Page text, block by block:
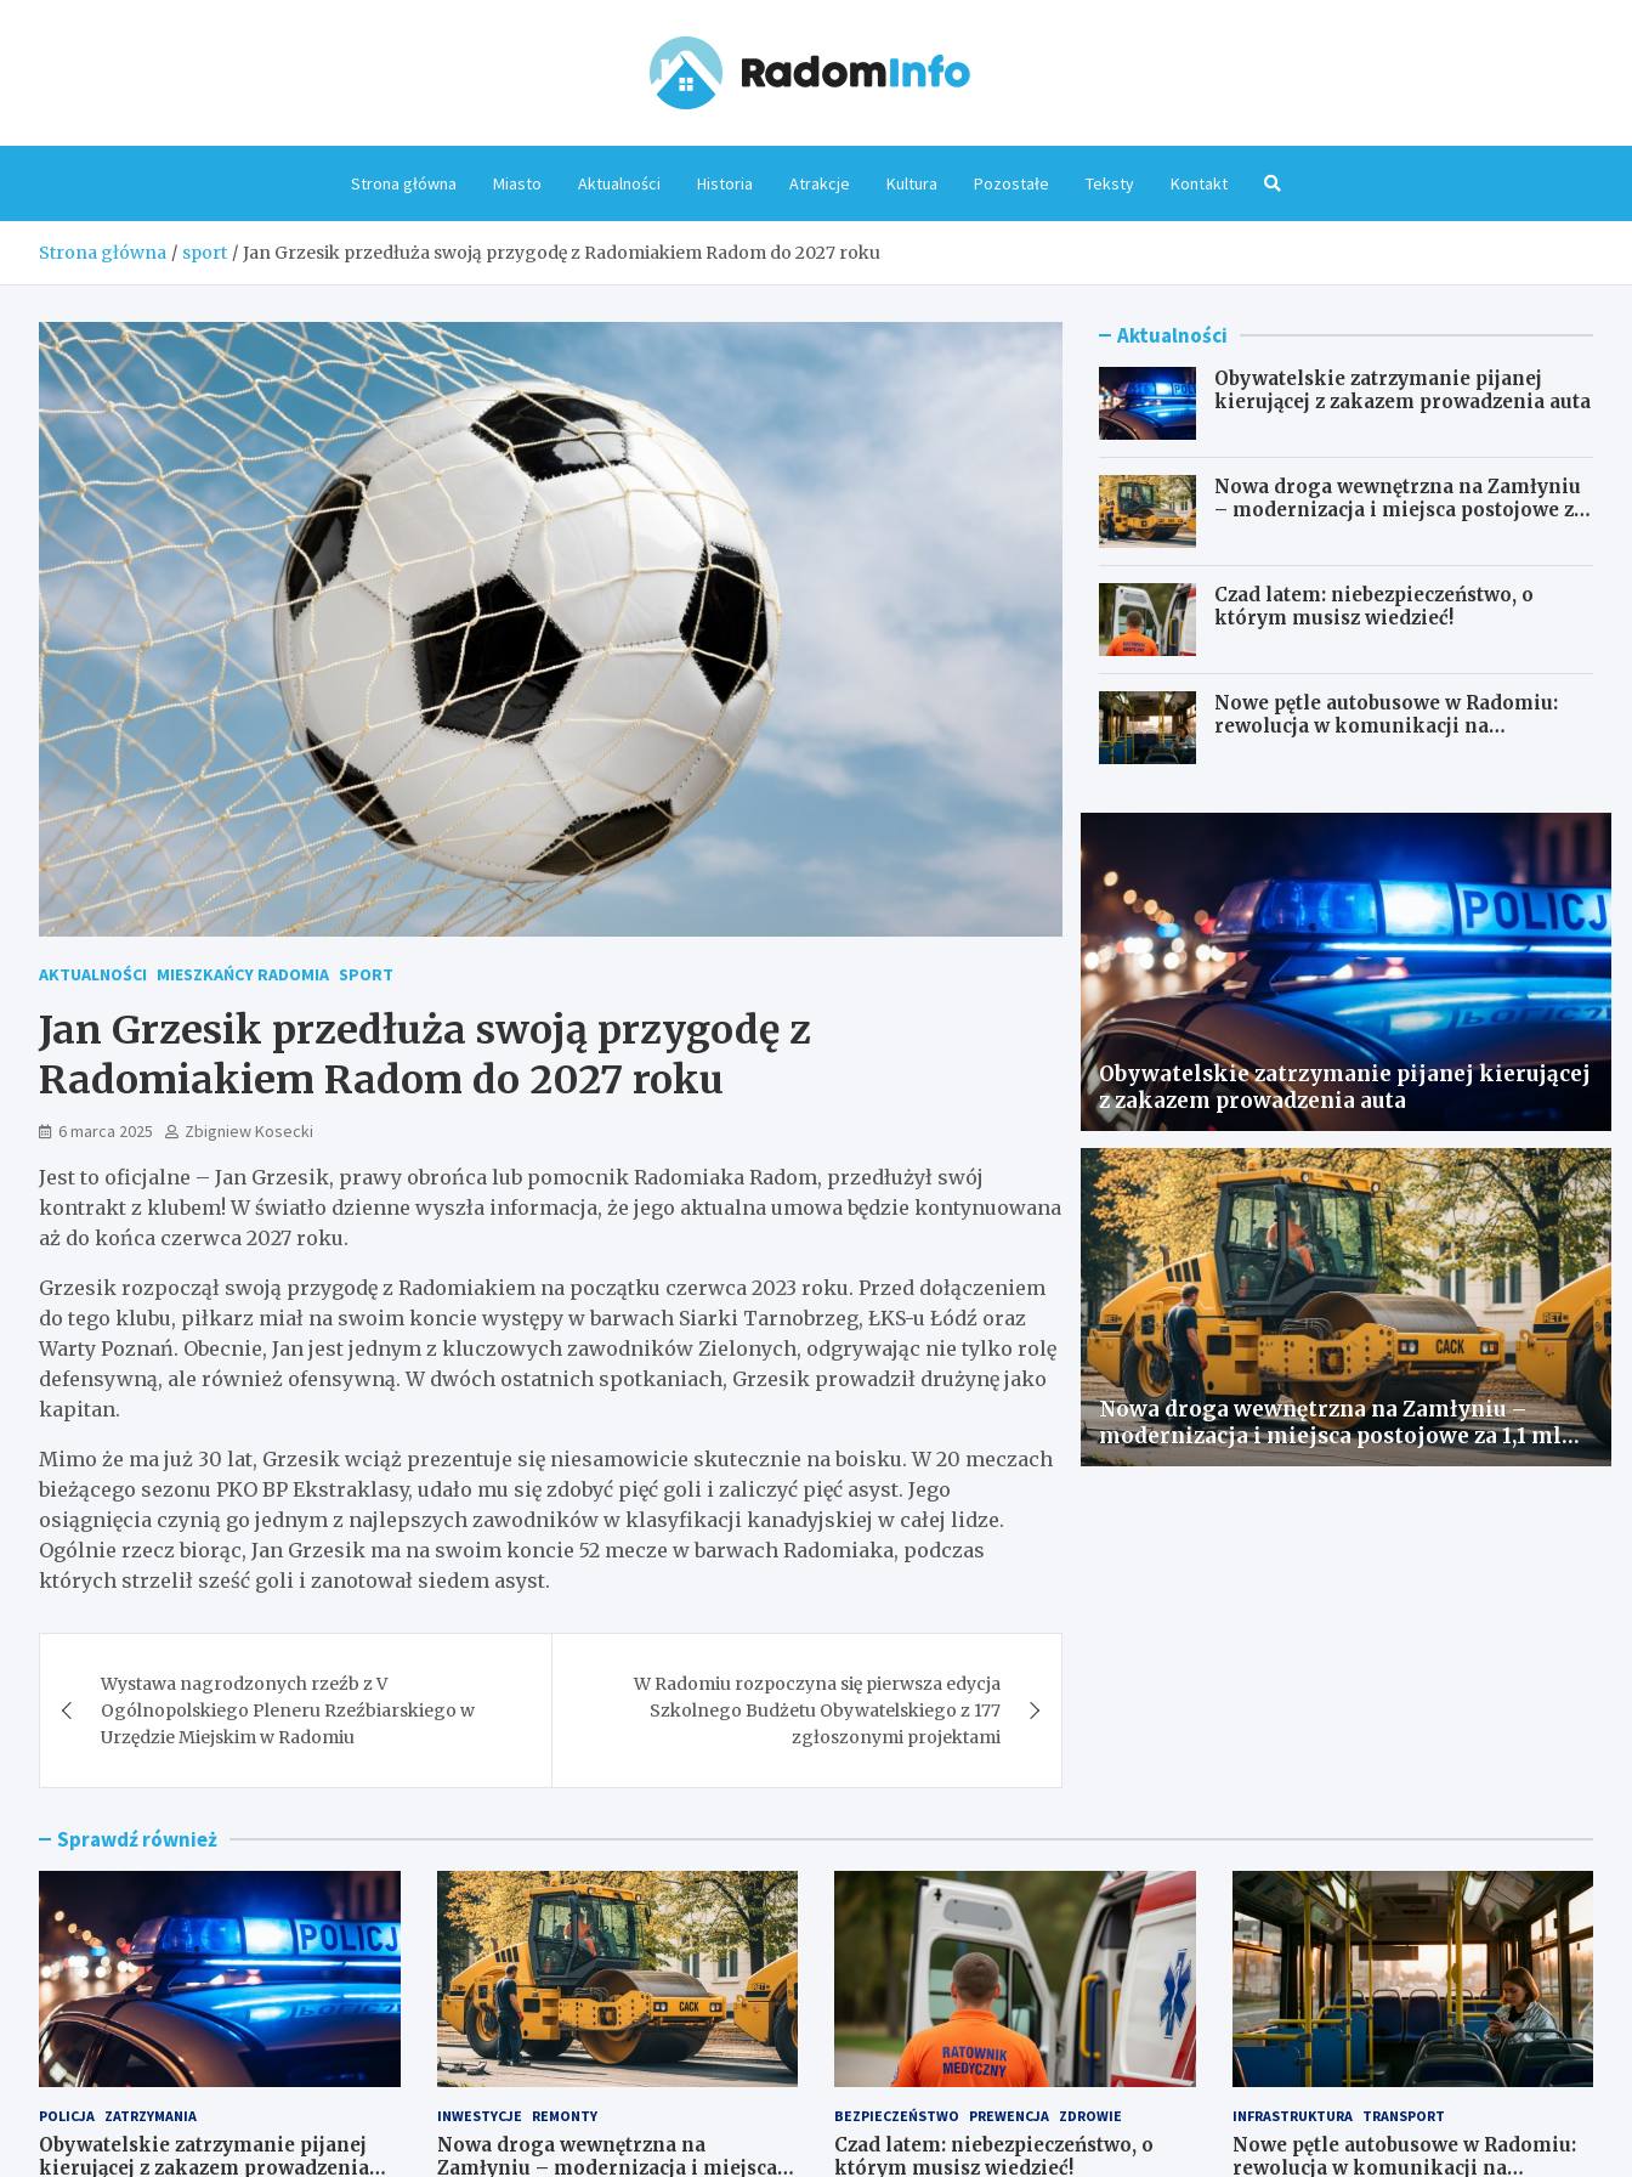
Strona główna Miasto Aktualności Historia Atrakcje Kultura Pozostałe Teksty Kontakt
Strona główna sport Jan Grzesik przedłuża swoją przygodę z Radomiakiem Radom do 2027 roku
AKTUALNOŚCI MIESZKAŃCY RADOMIA SPORT
Jan Grzesik przedłuża swoją przygodę z
Radomiakiem Radom do 2027 roku
6 marca 2025 Zbigniew Kosecki
Jest to oficjalne – Jan Grzesik, prawy obrońca lub pomocnik Radomiaka Radom, przedłużył swój
kontrakt z klubem! W światło dzienne wyszła informacja, że jego aktualna umowa będzie kontynuowana
aż do końca czerwca 2027 roku.
Grzesik rozpoczął swoją przygodę z Radomiakiem na początku czerwca 2023 roku. Przed dołączeniem
do tego klubu, piłkarz miał na swoim koncie występy w barwach Siarki Tarnobrzeg, ŁKS-u Łódź oraz
Warty Poznań. Obecnie, Jan jest jednym z kluczowych zawodników Zielonych, odgrywając nie tylko rolę
defensywną, ale również ofensywną. W dwóch ostatnich spotkaniach, Grzesik prowadził drużynę jako
kapitan.
Mimo że ma już 30 lat, Grzesik wciąż prezentuje się niesamowicie skutecznie na boisku. W 20 meczach
bieżącego sezonu PKO BP Ekstraklasy, udało mu się zdobyć pięć goli i zaliczyć pięć asyst. Jego
osiągnięcia czynią go jednym z najlepszych zawodników w klasyfikacji kanadyjskiej w całej lidze.
Ogólnie rzecz biorąc, Jan Grzesik ma na swoim koncie 52 mecze w barwach Radomiaka, podczas
których strzelił sześć goli i zanotował siedem asyst.
wpisu
Wystawa nagrodzonych rzeźb z V
Ogólnopolskiego Pleneru Rzeźbiarskiego w
Urzędzie Miejskim w Radomiu
W Radomiu rozpoczyna się pierwsza edycja
Szkolnego Budżetu Obywatelskiego z 177
zgłoszonymi projektami
Aktualności
Obywatelskie zatrzymanie pijanej
kierującej z zakazem prowadzenia auta
Nowa droga wewnętrzna na Zamłyniu
– modernizacja i miejsca postojowe za
Czad latem: niebezpieczeństwo, o
którym musisz wiedzieć!
Nowe pętle autobusowe w Radomiu:
rewolucja w komunikacji na
Obywatelskie zatrzymanie pijanej kierującej
z zakazem prowadzenia auta
Nowa droga wewnętrzna na Zamłyniu –
modernizacja i miejsca postojowe za 1,1 mln
zł
Sprawdź również
POLICJA ZATRZYMANIA
Obywatelskie zatrzymanie pijanej
kierującej z zakazem prowadzenia
INWESTYCJE REMONTY
Nowa droga wewnętrzna na
Zamłyniu – modernizacja i miejsca
BEZPIECZEŃSTWO PREWENCJA ZDROWIE
Czad latem: niebezpieczeństwo, o
którym musisz wiedzieć!
INFRASTRUKTURA TRANSPORT
Nowe pętle autobusowe w Radomiu:
rewolucja w komunikacji na